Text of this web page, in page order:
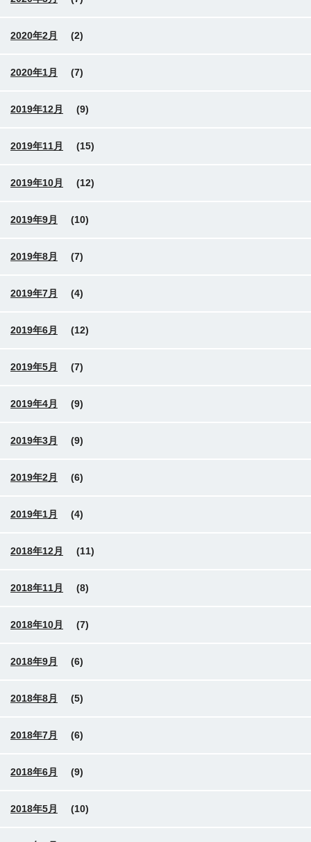
2020年2月 (2)
2020年1月 (7)
2019年12月 (9)
2019年11月 (15)
2019年10月 (12)
2019年9月 (10)
2019年8月 (7)
2019年7月 (4)
2019年6月 (12)
2019年5月 (7)
2019年4月 (9)
2019年3月 (9)
2019年2月 (6)
2019年1月 (4)
2018年12月 (11)
2018年11月 (8)
2018年10月 (7)
2018年9月 (6)
2018年8月 (5)
2018年7月 (6)
2018年6月 (9)
2018年5月 (10)